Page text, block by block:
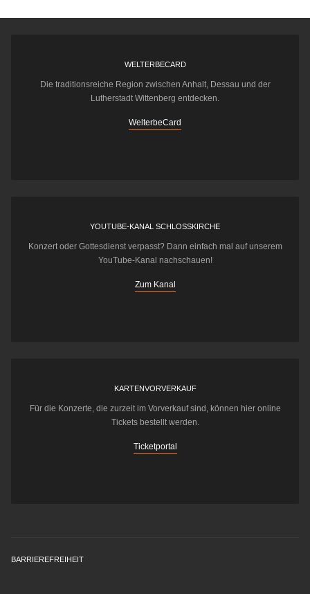
WELTERBECARD
Die traditionsreiche Region zwischen Anhalt, Dessau und der
Lutherstadt Wittenberg entdecken.
WelterbeCard
YOUTUBE-KANAL SCHLOSSKIRCHE
Konzert oder Gottesdienst verpasst? Dann einfach mal auf unserem
YouTube-Kanal nachschauen!
Zum Kanal
KARTENVORVERKAUF
Für die Konzerte, die zurzeit im Vorverkauf sind, können hier online
Tickets bestellt werden.
Ticketportal
BARRIEREFREIHEIT